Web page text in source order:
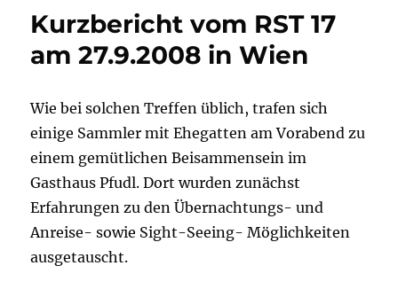
Kurzbericht vom RST 17
am 27.9.2008 in Wien
Wie bei solchen Treffen üblich, trafen sich
einige Sammler mit Ehegatten am Vorabend zu
einem gemütlichen Beisammensein im
Gasthaus Pfudl. Dort wurden zunächst
Erfahrungen zu den Übernachtungs- und
Anreise- sowie Sight-Seeing- Möglichkeiten
ausgetauscht.